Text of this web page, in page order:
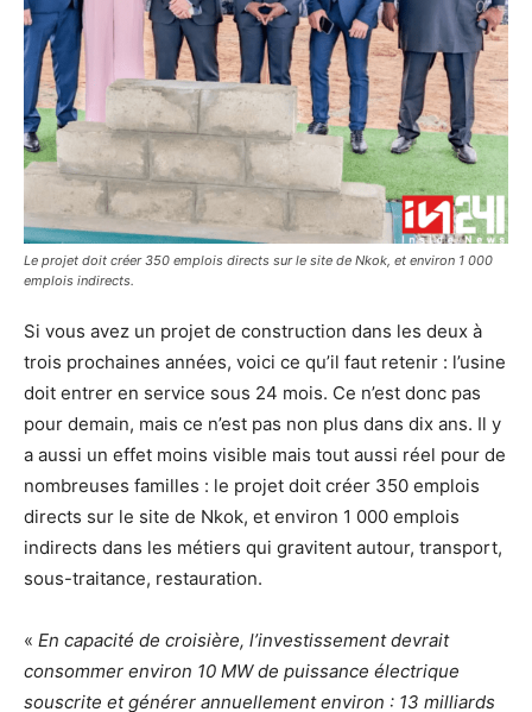
Le projet doit créer 350 emplois directs sur le site de Nkok, et environ 1 000
emplois indirects.
Si vous avez un projet de construction dans les deux à
trois prochaines années, voici ce qu’il faut retenir : l’usine
doit entrer en service sous 24 mois. Ce n’est donc pas
pour demain, mais ce n’est pas non plus dans dix ans. Il y
a aussi un effet moins visible mais tout aussi réel pour de
nombreuses familles : le projet doit créer 350 emplois
directs sur le site de Nkok, et environ 1 000 emplois
indirects dans les métiers qui gravitent autour, transport,
sous-traitance, restauration.
« En capacité de croisière, l’investissement devrait
consommer environ 10 MW de puissance électrique
souscrite et générer annuellement environ : 13 milliards